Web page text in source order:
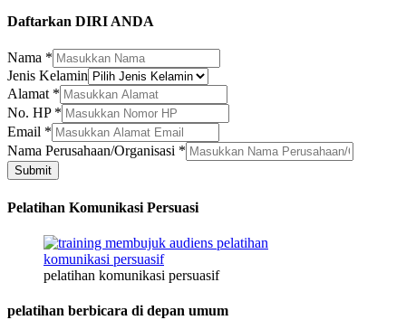
Daftarkan DIRI ANDA
Nama *
Jenis Kelamin
Alamat *
Jenis
Jenis
No.
No. HP *
Email *
Nama Perusahaan/Organisasi *
Submit
Pelatihan Komunikasi Persuasi
pelatihan komunikasi persuasif
pelatihan berbicara di depan umum